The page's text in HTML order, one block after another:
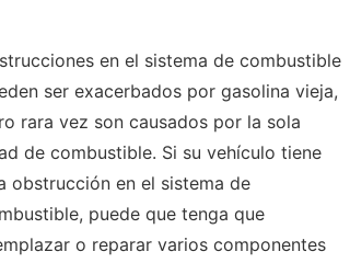
en el sistema de combustible
ser exacerbados por gasolina vieja,
rara vez son causados ​​por la sola
de combustible. Si su vehículo tiene
obstrucción en el sistema de
puede que tenga que
o reparar varios componentes